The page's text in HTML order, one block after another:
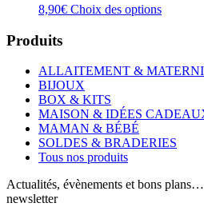
8,90€ Choix des optionsCe
Les
peuvent
être
choisies
sur
page
du
Produits
ALLAITEMENT &
BIJOUX
BOX & KITS
MAISON & IDÉES
MAMAN & BÉBÉ
SOLDES & BRADERIES
Tous nos produits
Actualités, évènements et bons
newsletter